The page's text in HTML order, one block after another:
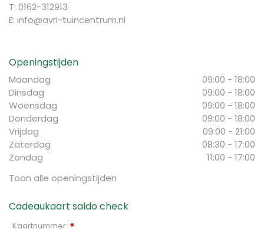
T: 0162-312913
E: info@avri-tuincentrum.nl
Openingstijden
Maandag
09:00 - 18:00
Dinsdag
09:00 - 18:00
Woensdag
09:00 - 18:00
Donderdag
09:00 - 18:00
Vrijdag
09:00 - 21:00
Zaterdag
08:30 - 17:00
Zondag
11:00 - 17:00
Toon alle openingstijden
Cadeaukaart saldo check
Kaartnummer: